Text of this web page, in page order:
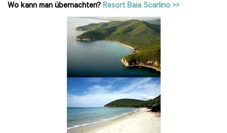
Wo kann man übernachten? Resort Baia Scarlino >>